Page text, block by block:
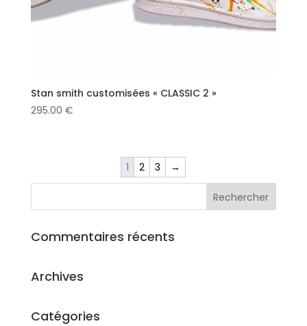
Stan smith customisées « CLASSIC 2 »
295.00 €
1 2 3 →
Commentaires récents
Archives
Catégories